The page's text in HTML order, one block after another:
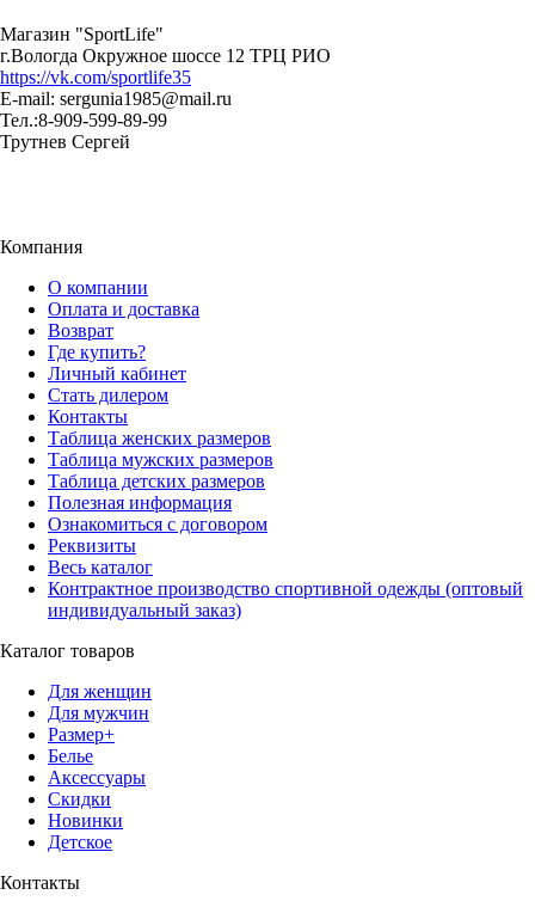
Магазин "SportLife"
г.Вологда Окружное шоссе 12 ТРЦ РИО
https://vk.com/sportlife35
Е-mail: sergunia1985@mail.ru
Тел.:8-909-599-89-99
Трутнев Сергей
Компания
О компании
Оплата и доставка
Возврат
Где купить?
Личный кабинет
Стать дилером
Контакты
Таблица женских размеров
Таблица мужских размеров
Таблица детских размеров
Полезная информация
Ознакомиться с договором
Реквизиты
Весь каталог
Контрактное производство спортивной одежды (оптовый
индивидуальный заказ)
Каталог товаров
Для женщин
Для мужчин
Размер+
Белье
Аксессуары
Скидки
Новинки
Детское
Контакты